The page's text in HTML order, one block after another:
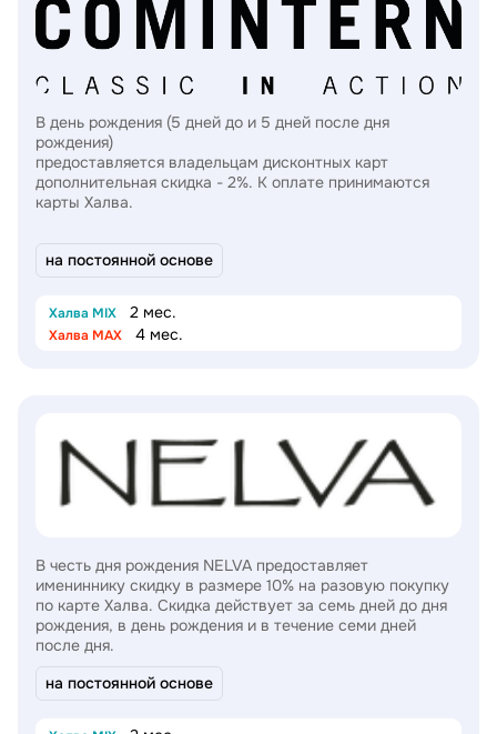
В день рождения (5 дней до и 5 дней после дня
рождения)
предоставляется владельцам дисконтных карт
дополнительная скидка - 2%. К оплате принимаются
карты Халва.
на постоянной основе
Халва MIX 2 мес.
Халва MAX 4 мес.
В честь дня рождения NELVA предоставляет
имениннику скидку в размере 10% на разовую покупку
по карте Халва. Скидка действует за семь дней до дня
рождения, в день рождения и в течение семи дней
после дня.
на постоянной основе